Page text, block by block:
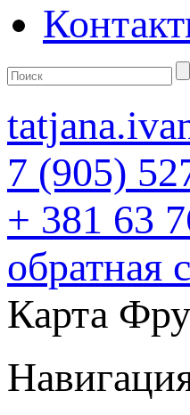
7 (905)
+ 381 63
обратная
Карта